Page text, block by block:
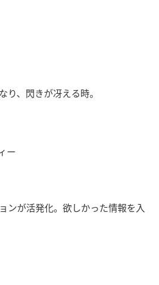
り、閃きが冴える時。
ー
ンが活発化。欲しかった情報を入